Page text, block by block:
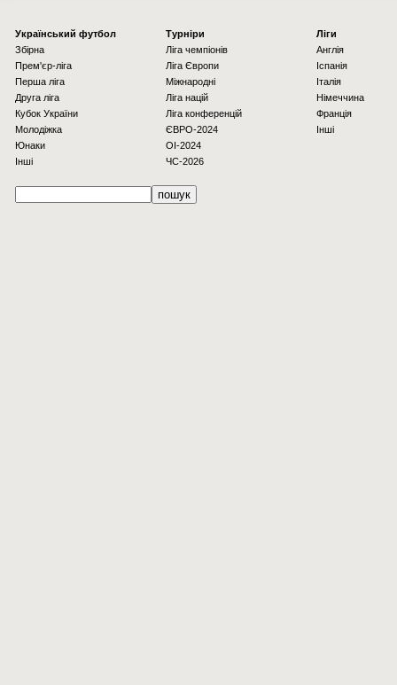
Українcький футбол
Збірна
Прем'єр-ліга
Перша ліга
Друга ліга
Кубок України
Молодіжка
Юнаки
Інші
Турніри
Ліга чемпіонів
Ліга Європи
Міжнародні
Ліга націй
Ліга конференцій
ЄВРО-2024
OI-2024
ЧС-2026
Ліги
Англія
Іспанія
Італія
Німеччина
Франція
Інші